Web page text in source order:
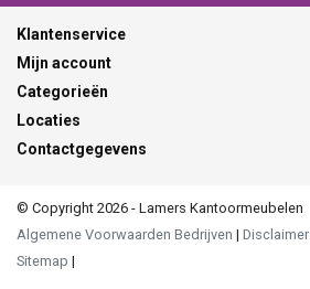
Klantenservice
Mijn account
Categorieën
Locaties
Contactgegevens
© Copyright 2026 - Lamers Kantoormeubelen
Algemene Voorwaarden Bedrijven | Disclaimer
Sitemap |